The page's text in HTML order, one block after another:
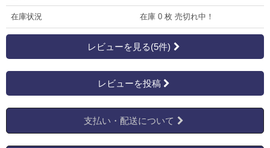
在庫状況 在庫 0 枚 売切れ中！
レビューを見る(5件)
レビューを投稿
支払い・配送について